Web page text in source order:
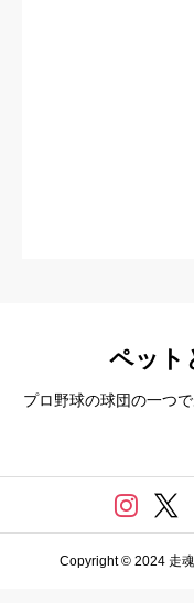
ペット
プロ野球の球団の一つ
Copyright © 2024 走